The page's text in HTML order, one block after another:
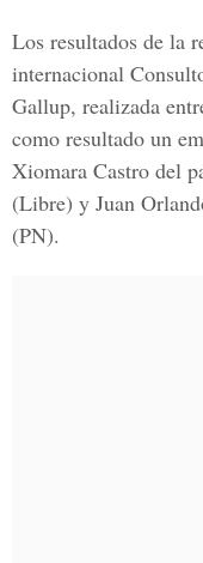
Los resultados de la
internacional
Gallup, realizada
como resultado un
Xiomara Castro del
(Libre) y Juan
(PN).